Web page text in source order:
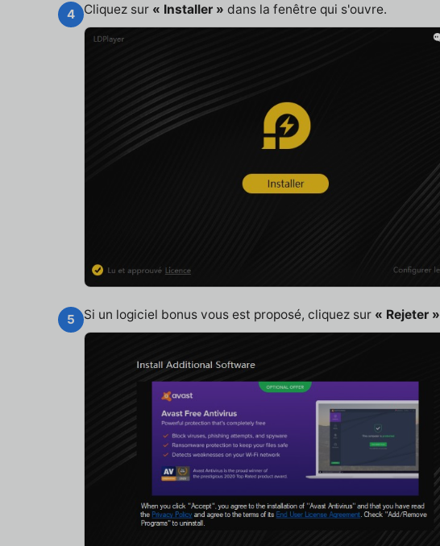
4 Cliquez sur « Installer » dans la fenêtre qui s'ouvre.
5 Si un logiciel bonus vous est proposé, cliquez sur « Rejeter »